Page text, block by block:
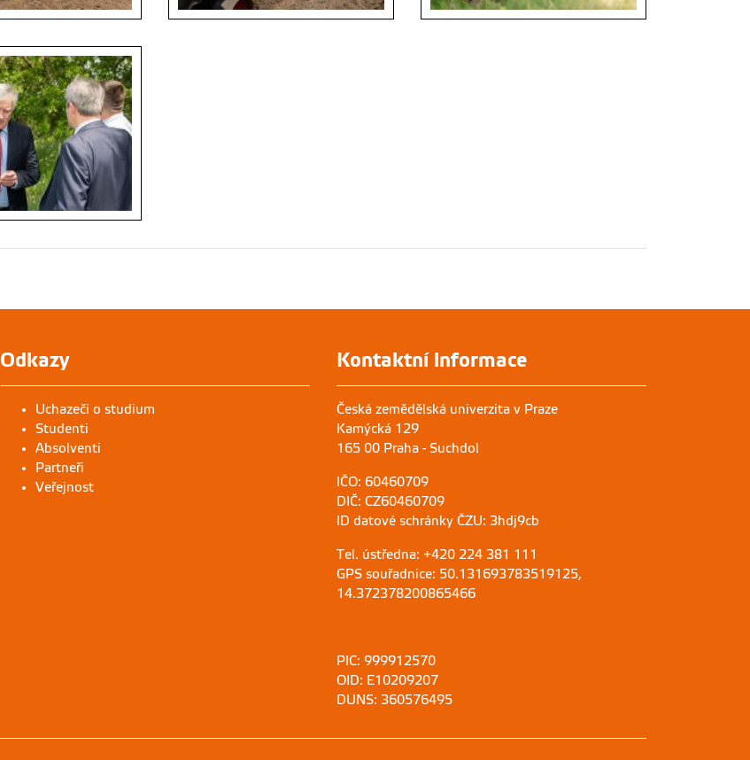
Odkazy
Uchazeči o studium
Studenti
Absolventi
Partneři
Veřejnost
Kontaktní informace
Česká zemědělská univerzita v Praze
Kamýcká 129
165 00 Praha - Suchdol
IČO: 60460709
DIČ: CZ60460709
ID datové schránky ČZU: 3hdj9cb
Tel. ústředna: +420 224 381 111
GPS souřadnice: 50.131693783519125,
14.372378200865466
PIC: 999912570
OID: E10209207
DUNS: 360576495